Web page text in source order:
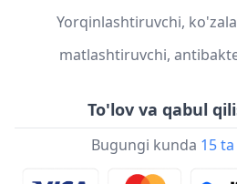
Yorqinlashtiruvchi,
matlashtiruvchi,
To'lov va qabul
Bugungi kunda 15